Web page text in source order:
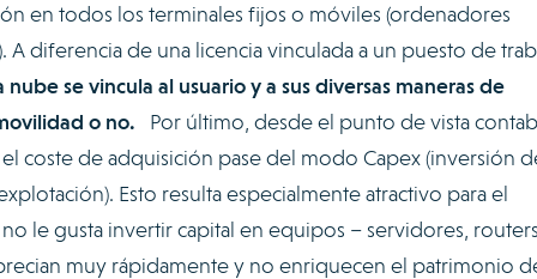
en todos los terminales fijos o móviles (ordenadores
A diferencia de una licencia vinculada a un puesto de
se vincula al usuario y a sus diversas maneras de
o no. Por último, desde el punto de vista
coste de adquisición pase del modo Capex (inversión
Esto resulta especialmente atractivo para el
le gusta invertir capital en equipos – servidores, routers,
muy rápidamente y no enriquecen el patrimonio